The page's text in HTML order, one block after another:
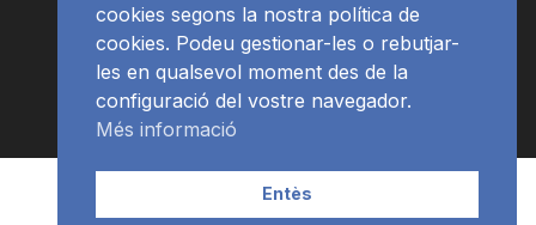
APP Programació
cookies segons la nostra política de
cookies. Podeu gestionar-les o rebutjar-
les en qualsevol moment des de la
configuració del vostre navegador.
Més informació
Entès